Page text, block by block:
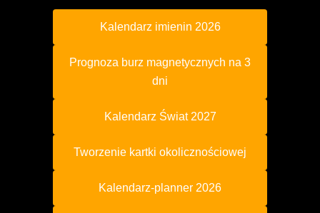
Kalendarz imienin 2026
Prognoza burz magnetycznych na 3
dni
Kalendarz Świat 2027
Tworzenie kartki okolicznościowej
Kalendarz-planner 2026